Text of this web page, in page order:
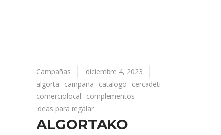
Campañas
diciembre 4, 2023
algorta
campaña catalogo
cercadeti
comerciolocal
complementos
ideas para regalar
ALGORTAKO